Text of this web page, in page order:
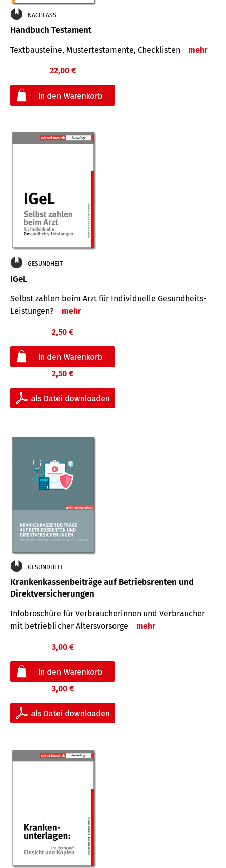
NACHLASS
Handbuch Testament
Textbausteine, Mustertestamente, Checklisten mehr
22,00 €
GESUNDHEIT
IGeL
Selbst zahlen beim Arzt für Indi­vidu­elle Gesund­heits-
Leis­tungen?
mehr
2,50 €
2,50 €
GESUNDHEIT
Krankenkassenbeiträge auf Betriebsrenten und
Direktversicherungen
Infobroschüre für Verbraucherinnen und Verbraucher
mit betrieblicher Altersvorsorge
mehr
3,00 €
3,00 €